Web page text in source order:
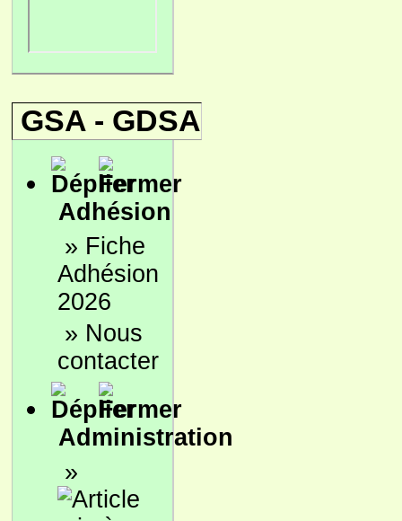
GSA - GDSA
Adhésion
» Fiche
Adhésion
2026
» Nous
contacter
Administration
»